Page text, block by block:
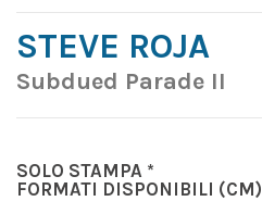
STEVE ROJA
Subdued Parade II
SOLO STAMPA *
FORMATI DISPONIBILI (CM)